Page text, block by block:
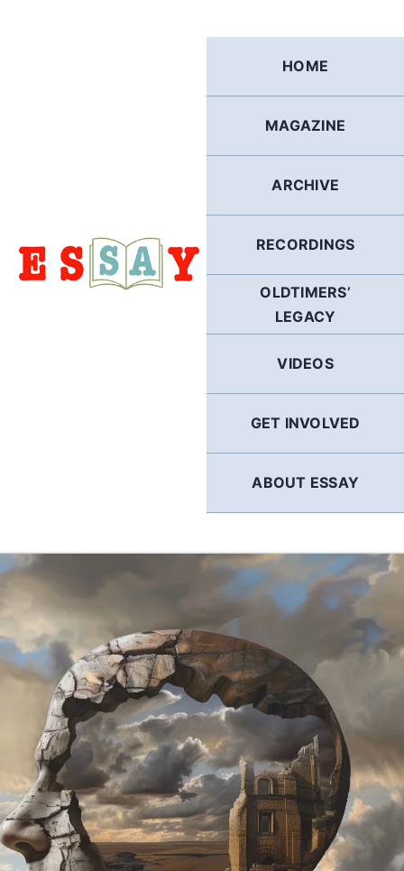
HOME
MAGAZINE
ARCHIVE
RECORDINGS
OLDTIMERS’
LEGACY
VIDEOS
GET INVOLVED
ABOUT ESSAY